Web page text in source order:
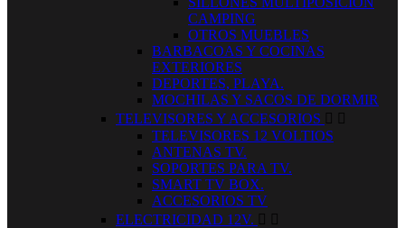
CAMPING
OTROS MUEBLES
BARBACOAS Y COCINAS
EXTERIORES
DEPORTES, PLAYA.
MOCHILAS Y SACOS DE DORMIR
TELEVISORES Y ACCESORIOS  
TELEVISORES 12 VOLTIOS
ANTENAS TV.
SOPORTES PARA TV.
SMART TV BOX.
ACCESORIOS TV
ELECTRICIDAD 12V.  